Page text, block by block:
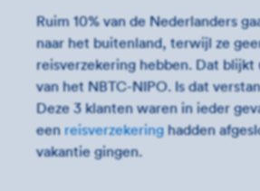
Ruim 10% van de Nederlanders
naar het buitenland, terwijl ze
reisverzekering hebben. Dat blijkt
van het NBTC-NIPO. Is dat
Deze 3 klanten waren in ieder
eenreisverzekeringhadden
vakantie gingen.